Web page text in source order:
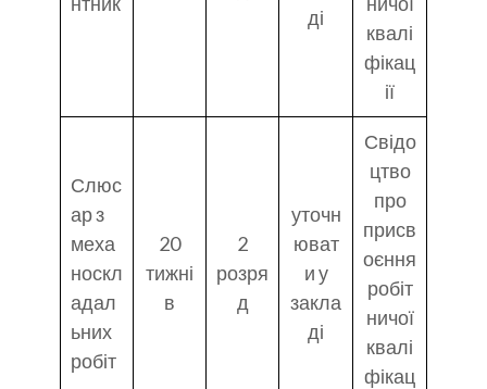
ді
квалі
фікац
ії
Слюс
ар з
меха
носкл
адал
ьних
робіт
20
тижні
в
2
розря
д
уточн
юват
и у
закла
ді
Свідо
цтво
про
присв
оєння
робіт
ничої
квалі
фікац